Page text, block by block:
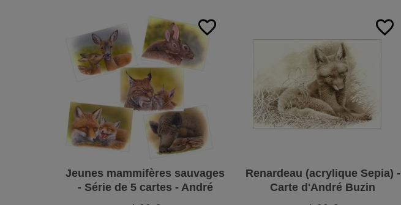
favorite_border
Jeunes mammifères sauvages
- Série de 5 cartes - André
Buzin
favorite_border
Renardeau (acrylique Sepia) -
Carte d'André Buzin